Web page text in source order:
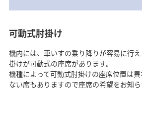
可動式肘掛け
機内には、車いすの乗り降りが容易に行
掛けが可動式の座席があります。
機種によって可動式肘掛けの座席位置は
ない席もありますので座席の希望をお知ら